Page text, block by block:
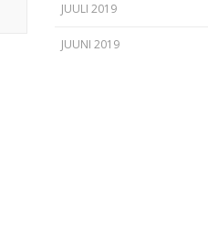
JUULI 2019
JUUNI 2019